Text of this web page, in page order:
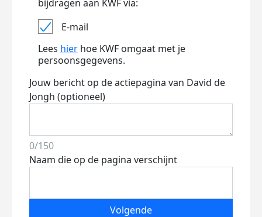
bijdragen aan KWF via:
E-mail
Lees hier hoe KWF omgaat met je
persoonsgegevens.
Jouw bericht op de actiepagina van David de
Jongh (optioneel)
0/150
Naam die op de pagina verschijnt
Volgende